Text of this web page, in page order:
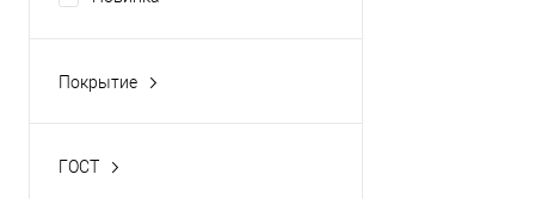
Покрытие
ГОСТ